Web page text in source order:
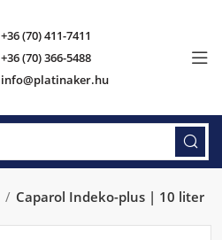
+36 (70) 411-7411
+36 (70) 366-5488
info@platinaker.hu
Caparol Indeko-plus | 10 liter